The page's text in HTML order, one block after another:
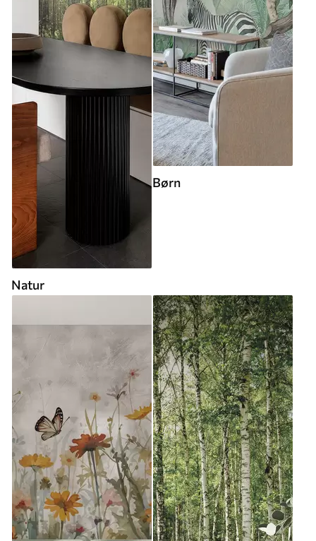
Natur
Børn